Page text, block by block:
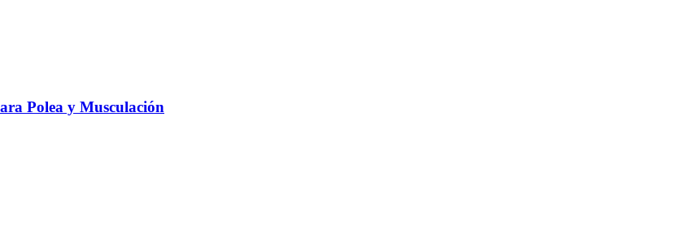
Polea y Musculación